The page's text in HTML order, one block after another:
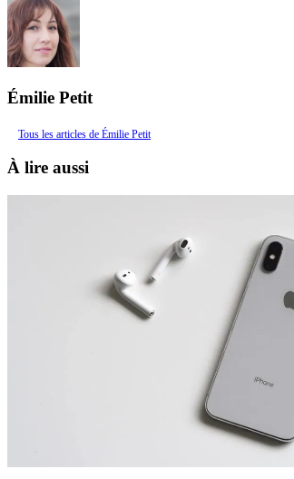
Émilie Petit
Tous les articles de Émilie Petit
À lire aussi